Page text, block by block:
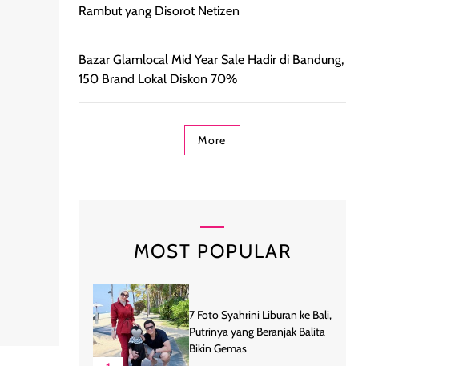
Rambut yang Disorot Netizen
Bazar Glamlocal Mid Year Sale Hadir di Bandung,
150 Brand Lokal Diskon 70%
More
MOST POPULAR
7 Foto Syahrini Liburan ke Bali,
Putrinya yang Beranjak Balita
Bikin Gemas